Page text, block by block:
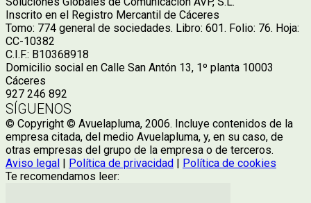
Inscrito en el Registro Mercantil de Cáceres
Tomo: 774 general de sociedades. Libro: 601. Folio: 76. Hoja:
CC-10382
C.I.F.: B10368918
Domicilio social en Calle San Antón 13, 1º planta 10003
Cáceres
927 246 892
SÍGUENOS
© Copyright © Avuelapluma, 2006. Incluye contenidos de la
empresa citada, del medio Avuelapluma, y, en su caso, de
otras empresas del grupo de la empresa o de terceros.
Aviso legal | Política de privacidad | Política de cookies
Te recomendamos leer: